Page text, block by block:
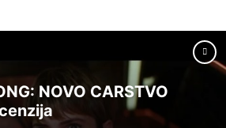
2019 FILMOVI 2020 FILMOVI 2021
HISTORY
KOMEDIJE FILMOVI LISTE FILMOVA 2017
LISTE FILMOVA 2019 LISTE FILMOVA 2021
NOVI FILMOVI RECENZIJA FILMOVA 2017
NOVO CARSTVO